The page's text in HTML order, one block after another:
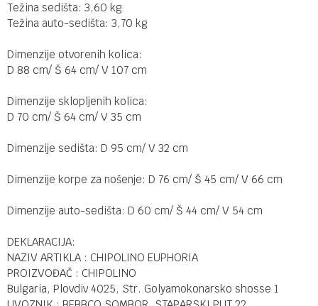
Težina sedišta: 3,60 kg
Težina auto-sedišta: 3,70 kg
Dimenzije otvorenih kolica:
D 88 cm/ Š 64 cm/ V 107 cm
Dimenzije sklopljenih kolica:
D 70 cm/ Š 64 cm/ V 35 cm
Dimenzije sedišta: D 95 cm/ V 32 cm
Dimenzije korpe za nošenje: D 76 cm/ Š 45 cm/ V 66 cm
Dimenzije auto-sedišta: D 60 cm/ Š 44 cm/ V 54 cm
DEKLARACIJA:
NAZIV ARTIKLA : CHIPOLINO EUPHORIA
PROIZVOĐAČ : CHIPOLINO
Bulgaria, Plovdiv 4025, Str. Golyamokonarsko shosse 1